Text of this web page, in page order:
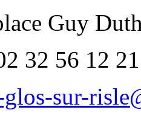
Guy
32 56 12 21
sur-